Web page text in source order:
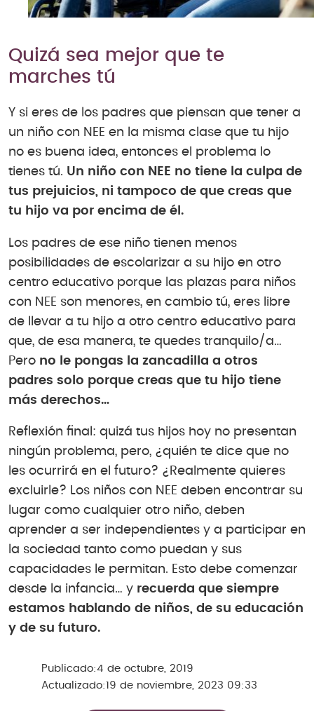
Quizá sea mejor que te
marches tú
Y si eres de los padres que piensan que tener a
un niño con NEE en la misma clase que tu hijo
no es buena idea, entonces el problema lo
tienes tú. Un niño con NEE no tiene la culpa de
tus prejuicios, ni tampoco de que creas que
tu hijo va por encima de él.
Los padres de ese niño tienen menos
posibilidades de escolarizar a su hijo en otro
centro educativo porque las plazas para niños
con NEE son menores, en cambio tú, eres libre
de llevar a tu hijo a otro centro educativo para
que, de esa manera, te quedes tranquilo/a…
Pero no le pongas la zancadilla a otros
padres solo porque creas que tu hijo tiene
más derechos…
Reflexión final: quizá tus hijos hoy no presentan
ningún problema, pero, ¿quién te dice que no
les ocurrirá en el futuro? ¿Realmente quieres
excluirle? Los niños con NEE deben encontrar su
lugar como cualquier otro niño, deben
aprender a ser independientes y a participar en
la sociedad tanto como puedan y sus
capacidades le permitan. Esto debe comenzar
desde la infancia… y recuerda que siempre
estamos hablando de niños, de su educación
y de su futuro.
Publicado:4 de octubre, 2019
Actualizado:19 de noviembre, 2023 09:33